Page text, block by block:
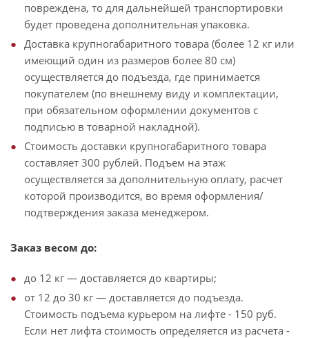
повреждена, то для дальнейшей транспортировки
будет проведена дополнительная упаковка.
Доставка крупногабаритного товара (более 12 кг или
имеющий один из размеров более 80 см)
осуществляется до подъезда, где принимается
покупателем (по внешнему виду и комплектации,
при обязательном оформлении документов с
подписью в товарной накладной).
Стоимость доставки крупногабаритного товара
составляет 300 рублей. Подъем на этаж
осуществляется за дополнительную оплату, расчет
которой производится, во время оформления/
подтверждения заказа менеджером.
Заказ весом до:
до 12 кг — доставляется до квартиры;
от 12 до 30 кг — доставляется до подъезда.
Стоимость подъема курьером на лифте - 150 руб.
Если нет лифта стоимость определяется из расчета -